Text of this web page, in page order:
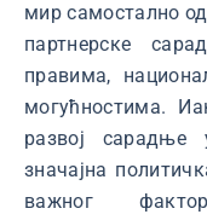
мир самостално
партнерске
правима,
могућностима.
развој сарадње
значајна
важног